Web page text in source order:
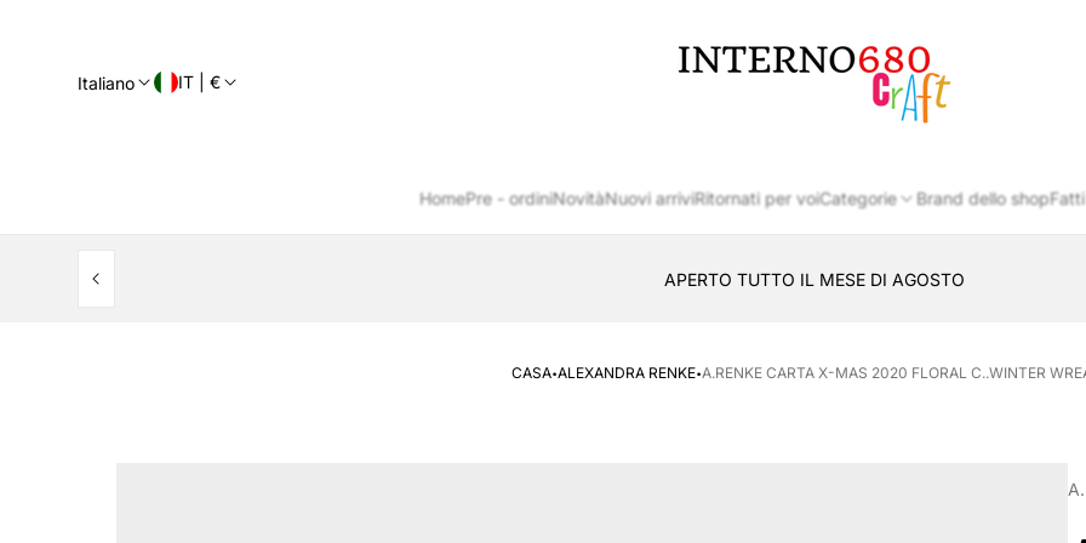
Italiano IT | €
del
negozio
HomePre - ordiniNovitàNuovi arriviRitornati per voiCategorie Brand dello shop
APERTO TUTTO IL MESE DI AGOSTO
CASA·ALEXANDRA RENKE·A.RENKE CARTA X-MAS 2020 FLORAL C..WINTER